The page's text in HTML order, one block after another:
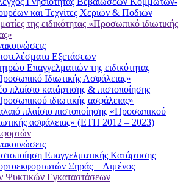
και Τεχνίτες Χεριών & Ποδιών
της ειδικότητας «Προσωπικό ιδιωτικής
Εξετάσεων
Επαγγελματιών της ειδικότητας
Ιδιωτικής Ασφάλειας»
πλαίσιο κατάρτισης & πιστοποίησης
ιδιωτικής ασφάλειας»
πλαίσιο πιστοποίησης «Προσωπικού
ασφάλειας» (ΕΤΗ 2012 – 2023)
Επαγγελματικής Κατάρτισης
Ξηράς − Λιμένος
Ψυκτικών Εγκαταστάσεων